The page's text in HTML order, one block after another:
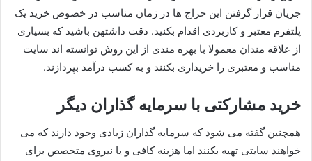
جریان قرار گرفتن این حراج ها در زمان مناسب در خصوص خرید یک
پلتفرم معتبر و کاربردی اقدام بکنید. دقت داشتهن باشید که بسیاری
از علاقه مندان معمولا با بهره مندی از این روش توانسته اند سایت
مناسب و معتبری را خریداری بکنند و به کسب درآمد بپردازند.
خرید مشارکتی با سرمایه‌ گذاران دیگر
همچنین گفته می شود که سرمایه گذاران زیادی وجود دارند که می
خواهند سایتی تهیه بکنند اما هزینه کافی و یا نیروی متخصص برای